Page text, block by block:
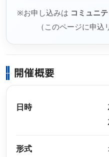
※お申し込みは コミュニ
（このページに申込
開催概要
日時
形式